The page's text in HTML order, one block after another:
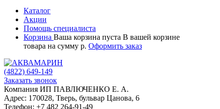
Каталог
Акции
Помощь специалиста
Корзина Ваша корзина пуста В вашей корзине
товара на сумму р. Оформить заказ
(4822) 649-149
Заказать звонок
Компания ИП ПАВЛЮЧЕНКО Е. А.
Адрес: 170028, Тверь, бульвар Цанова, 6
Телефон: +7 482 264-91-49